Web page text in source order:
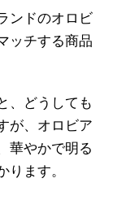
ンドのオロビ
ッチする商品
、どうしても
が、オロビア
華やかで明る
ます。